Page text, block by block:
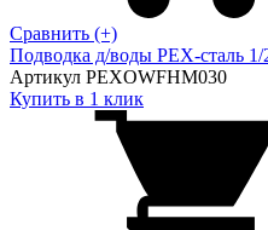
Сравнить (+)
Подводка д/воды PEX-сталь
Артикул PEXOWFHM030
Купить в 1 клик